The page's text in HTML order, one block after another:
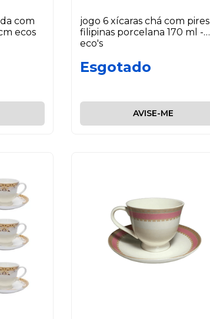
com
ecos
jogo 6 xícaras chá com pires
filipinas porcelana 170 ml -
eco's
Esgotado
AVISE-ME